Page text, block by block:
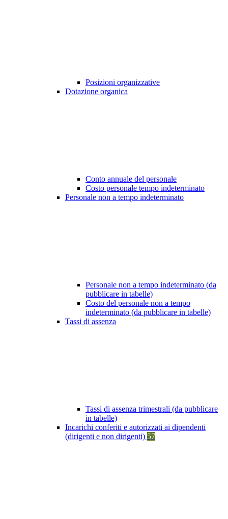
Posizioni organizzative
Dotazione organica
Conto annuale del personale
Costo personale tempo indeterminato
Personale non a tempo indeterminato
Personale non a tempo indeterminato (da
pubblicare in tabelle)
Costo del personale non a tempo
indeterminato (da pubblicare in tabelle)
Tassi di assenza
Tassi di assenza trimestrali (da pubblicare
in tabelle)
Incarichi conferiti e autorizzati ai dipendenti
(dirigenti e non dirigenti) 57